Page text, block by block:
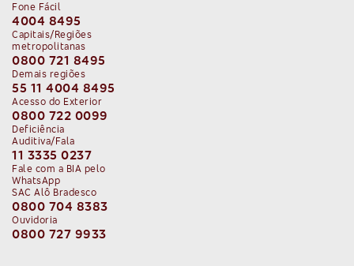
Fone Fácil
4004 8495
Capitais/Regiões
metropolitanas
0800 721 8495
Demais regiões
55 11 4004 8495
Acesso do Exterior
0800 722 0099
Deficiência
Auditiva/Fala
11 3335 0237
Fale com a BIA pelo
WhatsApp
SAC Alô Bradesco
0800 704 8383
Ouvidoria
0800 727 9933